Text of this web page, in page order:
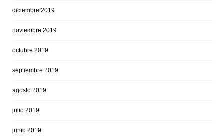
diciembre 2019
noviembre 2019
octubre 2019
septiembre 2019
agosto 2019
julio 2019
junio 2019